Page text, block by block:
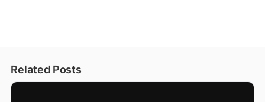
Related Posts